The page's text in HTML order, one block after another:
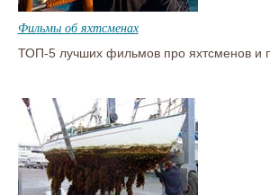
Фильмы об яхтсменах
ТОП-5 лучших фильмов про яхтсменов и